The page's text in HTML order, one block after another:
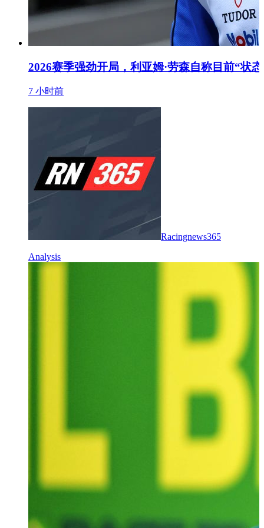
2026赛季强劲开局，利亚姆·劳森自称目前“状
7 小时前
Racingnews365
Analysis